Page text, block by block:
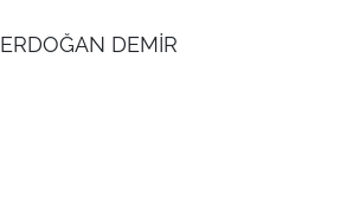
ERDOĞAN DEMİR